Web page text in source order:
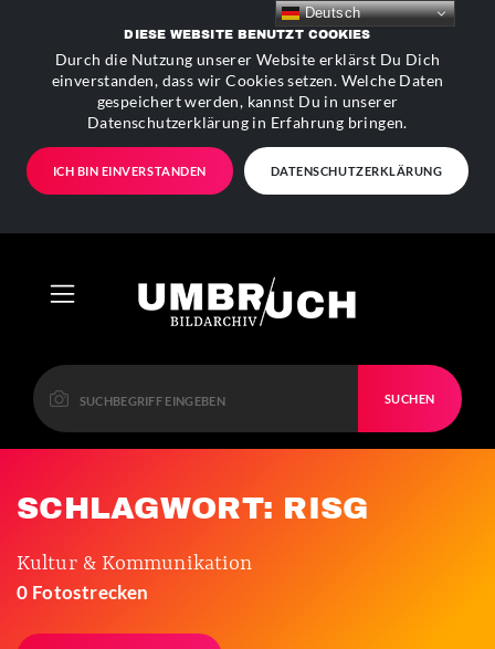
DIESE WEBSITE BENUTZT COOKIES
Durch die Nutzung unserer Website erklärst Du Dich
einverstanden, dass wir Cookies setzen. Welche Daten
gespeichert werden, kannst Du in unserer
Datenschutzerklärung in Erfahrung bringen.
ICH BIN EINVERSTANDEN DATENSCHUTZERKLÄRUNG
SUCHEN
SCHLAGWORT: RISG
Kultur & Kommunikation
0 Fotostrecken
Deutsch